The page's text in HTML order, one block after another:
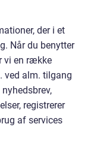
der i et
Når du benytter
vi en række
ved alm. tilgang
registrerer
af services